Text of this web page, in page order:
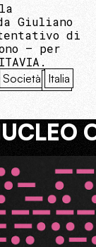
Giuliano
di
– per
Società Italia